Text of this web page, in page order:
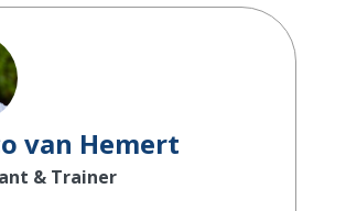
van Hemert
& Trainer